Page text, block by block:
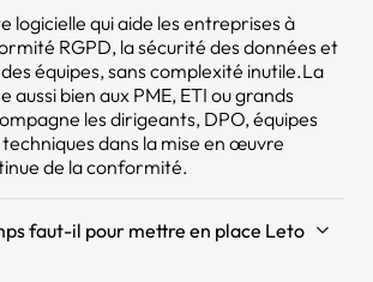
logicielle qui aide les entreprises à
RGPD, la sécurité des données et
équipes, sans complexité inutile.La
aussi bien aux PME, ETI ou grands
les dirigeants, DPO, équipes
techniques dans la mise en œuvre
de la conformité.
faut-il pour mettre en place Leto